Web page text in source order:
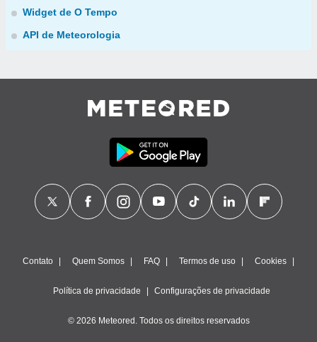
Widget de O Tempo
API de Meteorologia
Contato Quem Somos FAQ Termos de uso Cookies
Política de privacidade Configurações de privacidade
© 2026 Meteored. Todos os direitos reservados